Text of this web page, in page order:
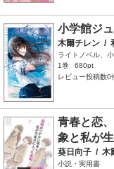
小学館ジ
木爾チレン /
ライトノベル、
1巻
680pt
レビュー投稿数0
青春と恋
象と私が
葵日向子 / 木
小説・実用書